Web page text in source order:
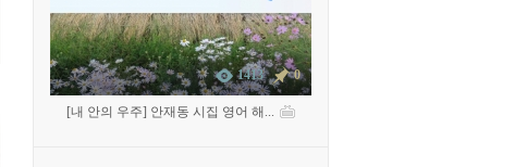
1413 0
[내 안의 우주] 안재동 시집 영어 해...